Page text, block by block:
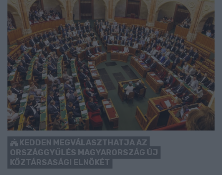
KEDDEN MEGVÁLASZTHATJA AZ
ORSZÁGGYŰLÉS MAGYARORSZÁG ÚJ
KÖZTÁRSASÁGI ELNÖKÉT